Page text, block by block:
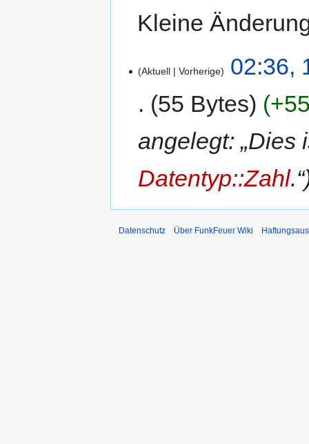
Kleine
Aktuell Vorherige
02:36,
55 Bytes
angelegt: „Dies
Datentyp::Zahl.“
Datenschutz Über FunkFeuer Wiki